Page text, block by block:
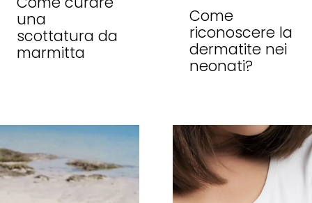
una
scottatura da
marmitta
Come
riconoscere la
dermatite nei
neonati?